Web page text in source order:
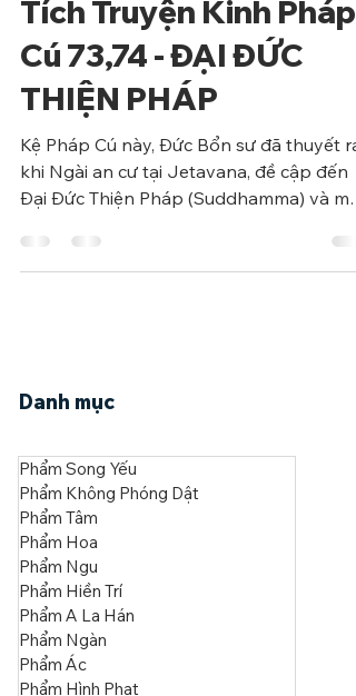
Phẩm Ngu
Tích Truyện Kinh Pháp
Cú 73,74 - ĐẠI ĐỨC
THIỆN PHÁP
Kệ Pháp Cú này, Đức Bổn sư đã thuyết ra
khi Ngài an cư tại Jetavana, đề cập đến
Đại Đức Thiện Pháp (Suddhamma) và một
cận sự nam.
Phẩm Song Yếu
Phẩm Không Phóng Dật
Phẩm Tâm
Phẩm Hoa
Phẩm Ngu
Phẩm Hiền Trí
Phẩm A La Hán
Phẩm Ngàn